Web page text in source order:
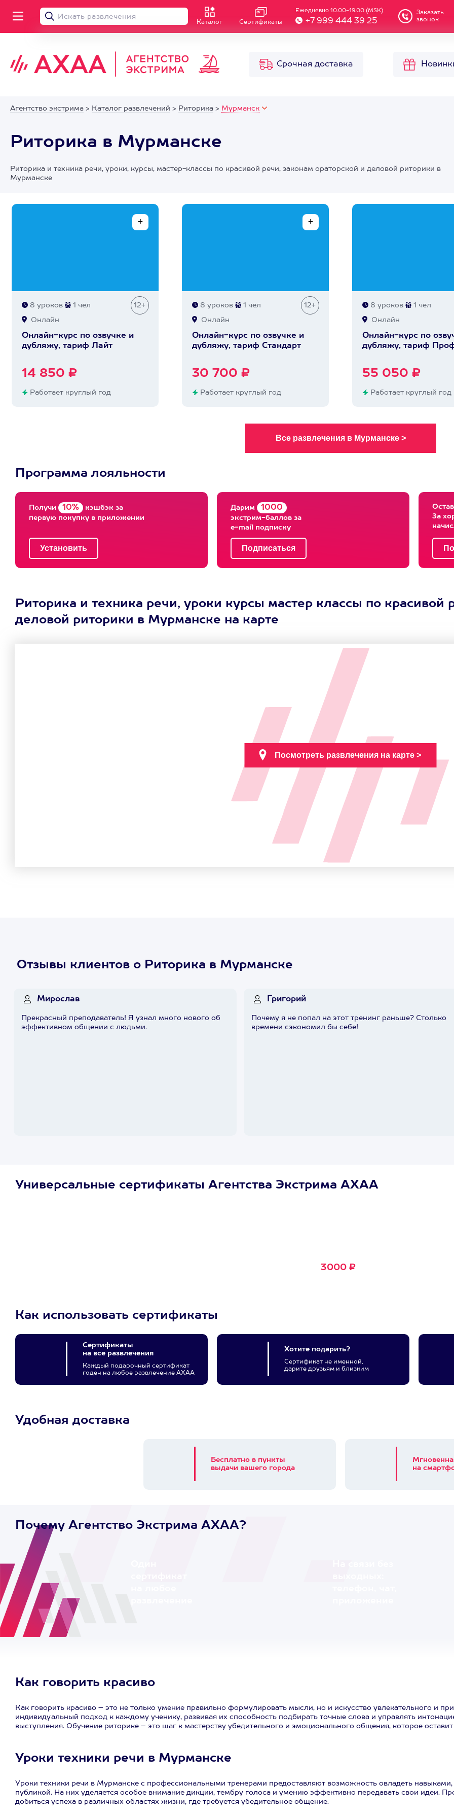
Каталог Сертификаты
Ежедневно 10.00-19.00 (MSK)
+7 999 444 39 25
Заказать
звонок
Срочная доставка
Агентство экстрима > Каталог развлечений > Риторика > Мурманск
Риторика в Мурманске
Риторика и техника речи, уроки, курсы, мастер-классы по красивой речи, законам ораторской и деловой риторики в
Мурманске
8 уроков 1 чел 12+
Онлайн
Онлайн-курс по озвучке и
дубляжу, тариф Лайт
14 850 ₽
Работает круглый год
8 уроков 1 чел 12+
Онлайн
Онлайн-курс по озвучке и
дубляжу, тариф Стандарт
30 700 ₽
Работает круглый год
8 уроков 1 чел
Онлайн
Онлайн-курс по
дубляжу, тариф
55 050 ₽
Работает круглый год
Программа лояльности
Получи 10% кэшбэк за
первую покупку в приложении
Дарим 1000
экстрим-баллов за
e-mail подписку
За
Риторика и техника речи, уроки курсы мастер классы по красивой
деловой риторики в Мурманске на карте
Отзывы клиентов о Риторика в Мурманске
Мирослав
Прекрасный преподаватель! Я узнал много нового об
эффективном общении с людьми.
Григорий
Почему я не попал на этот тренинг раньше? Столько
времени сэкономил бы себе!
Универсальные сертификаты Агентства Экстрима АХАА
3000 ₽
Как использовать сертификаты
Сертификаты
на все развлечения
Каждый подарочный сертификат
годен на любое развлечение АХАА
Хотите подарить?
Сертификат не именной,
дарите друзьям и близким
Удобная доставка
Бесплатно в пункты
выдачи вашего города
на
Почему Агентство Экстрима AXAA?
Как говорить красиво
Как говорить красиво – это не только умение правильно формулировать мысли, но и искусство увлекательного и
индивидуальный подход к каждому ученику, развивая их способность подбирать точные слова и управлять
выступления. Обучение риторике – это шаг к мастерству убедительного и эмоционального общения, которое
Уроки техники речи в Мурманске
Уроки техники речи в Мурманске с профессиональными тренерами предоставляют возможность овладеть
публикой. На них уделяется особое внимание дикции, тембру голоса и умению эффективно передавать свои идеи.
добиться успеха в различных областях жизни, где требуется убедительное общение.